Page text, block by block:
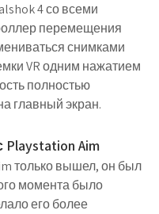
4 со всеми
перемещения
снимками
VR одним нажатием
полностью
главный экран.
Aim
только вышел, он был
момента было
его более